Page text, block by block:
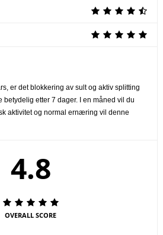
er det blokkering av sult og aktiv splitting
betydelig etter 7 dager. I en måned vil du
aktivitet og normal ernæring vil denne
4.8
OVERALL SCORE